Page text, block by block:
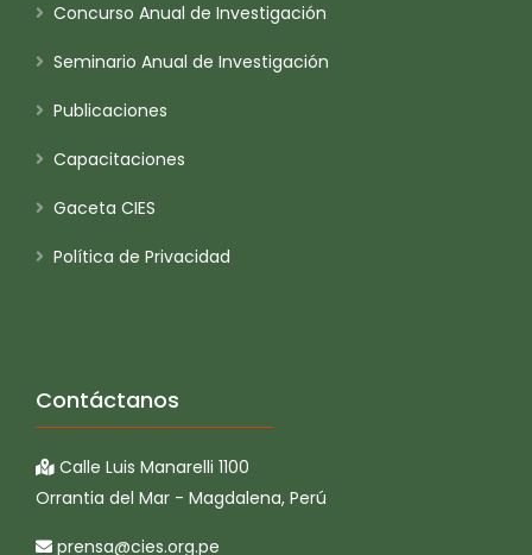
Concurso Anual de Investigación
Seminario Anual de Investigación
Publicaciones
Capacitaciones
Gaceta CIES
Política de Privacidad
Contáctanos
Calle Luis Manarelli 1100
Orrantia del Mar - Magdalena, Perú
prensa@cies.org.pe